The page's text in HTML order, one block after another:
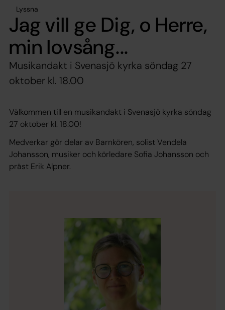
Lyssna
Jag vill ge Dig, o Herre,
min lovsång...
Musikandakt i Svenasjö kyrka söndag 27
oktober kl. 18.00
Välkommen till en musikandakt i Svenasjö kyrka söndag
27 oktober kl. 18.00!
Medverkar gör delar av Barnkören, solist Vendela
Johansson, musiker och körledare Sofia Johansson och
präst Erik Alpner.